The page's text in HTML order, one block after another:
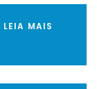
MAIS